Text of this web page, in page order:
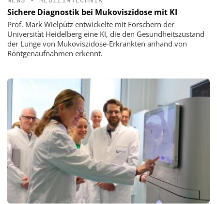
Sichere Diagnostik bei Mukoviszidose mit KI
Prof. Mark Wielpütz entwickelte mit Forschern der
Universität Heidelberg eine KI, die den Gesundheitszustand
der Lunge von Mukoviszidose-Erkrankten anhand von
Röntgenaufnahmen erkennt.